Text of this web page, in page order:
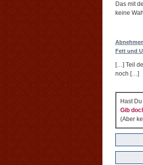
Das mit
keine
Fett und
[…] Teil
noch […]
Hast
Gib
(Aber